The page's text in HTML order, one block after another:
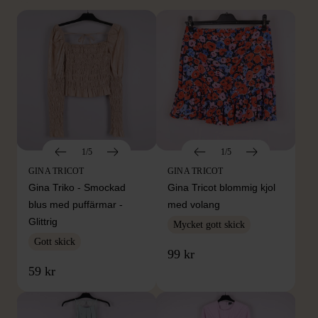
1/5
GINA TRICOT
Gina Triko - Smockad
blus med puffärmar -
Glittrig
Gott skick
59 kr
1/5
GINA TRICOT
Gina Tricot blommig kjol
med volang
Mycket gott skick
99 kr